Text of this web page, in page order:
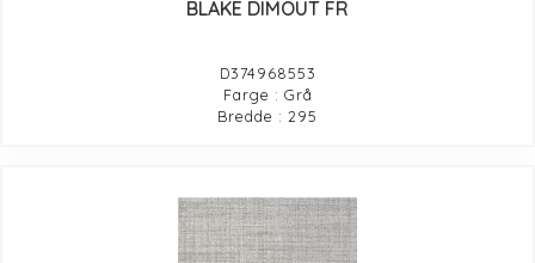
BLAKE DIMOUT FR
D374968553
Farge : Grå
Bredde : 295